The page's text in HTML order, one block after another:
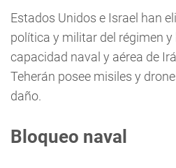
Estados Unidos e Israel han
política y militar del régimen
capacidad naval y aérea de
Teherán posee misiles y
daño.
Bloqueo naval